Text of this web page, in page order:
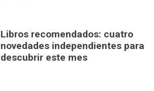
Libros recomendados: cuatro
novedades independientes para
descubrir este mes